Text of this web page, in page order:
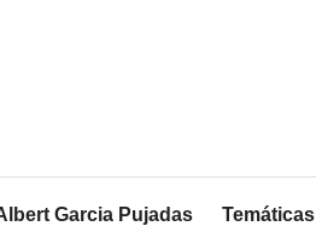
Garcia Pujadas Temáticas